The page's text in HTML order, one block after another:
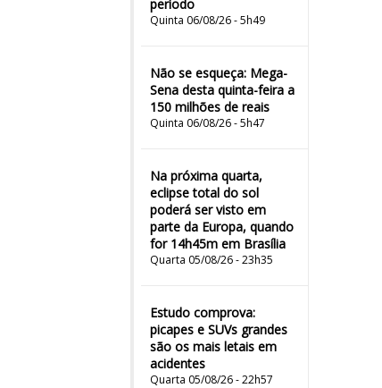
período
Quinta 06/08/26 - 5h49
Não se esqueça: Mega-
Sena desta quinta-feira a
150 milhões de reais
Quinta 06/08/26 - 5h47
Na próxima quarta,
eclipse total do sol
poderá ser visto em
parte da Europa, quando
for 14h45m em Brasília
Quarta 05/08/26 - 23h35
Estudo comprova:
picapes e SUVs grandes
são os mais letais em
acidentes
Quarta 05/08/26 - 22h57